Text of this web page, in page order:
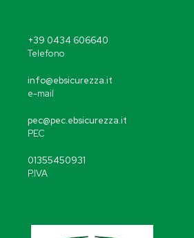
+39 0434 606640
Telefono
info@ebsicurezza.it
e-mail
pec@pec.ebsicurezza.it
PEC
01355450931
P.IVA